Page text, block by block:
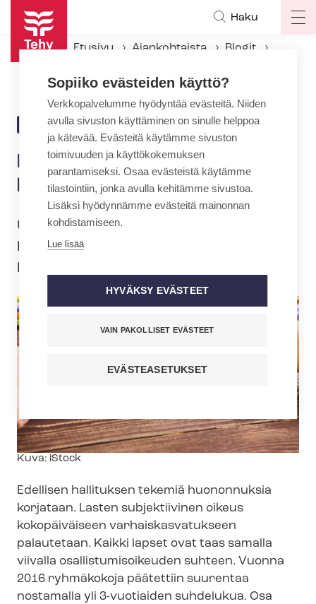
Hyppää
pääsisältöön
Haku
Etusivu Ajankohtaista
Blogit
BLOGI 17.6.2019 | 11:02
Hallituksen askelmerkit var­
hais­kas­va­tuk­seen
Uusi hallitus tuo muutoksen tuulia var­
hais­kas­va­tuk­seen. Suuri osa niistä on
hyvinkin tervetulleita.
Kuvateksti
Kuva: iStock
Edellisen hallituksen tekemiä huononnuksia
korjataan. Lasten subjektiivinen oikeus
kokopäiväiseen var­hais­kas­va­tuk­seen
palautetaan. Kaikki lapset ovat taas samalla
viivalla osal­lis­tu­mi­soi­keu­den suhteen. Vuonna
2016 ryhmäkokoja päätettiin suurentaa
nostamalla yli 3-vuotiaiden suhdelukua. Osa
Sopiiko evästeiden käyttö?
Verkkopalvelumme hyödyntää evästeitä. Niiden
avulla sivuston käyttäminen on sinulle helppoa
ja kätevää. Evästeitä käytämme sivuston
toimivuuden ja käyttökokemuksen
parantamiseksi. Osaa evästeistä käytämme
tilastointiin, jonka avulla kehitämme sivustoa.
Lisäksi hyödynnämme evästeitä mainonnan
kohdistamiseen.
Lue lisää
HYVÄKSY EVÄSTEET
VAIN PAKOLLISET EVÄSTEET
EVÄSTEASETUKSET